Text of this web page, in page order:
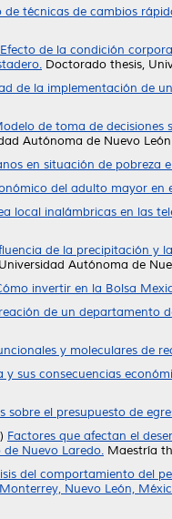
de técnicas de cambios
Efecto de la condición
Doctorado thesis,
de la implementación de
de toma de decisiones
Autónoma de Nuevo
en situación de pobreza
del adulto mayor
local inalámbricas en las
de la precipitación y
Autónoma de
invertir en la Bolsa
de un departamento
y moleculares de
y sus consecuencias
sobre el presupuesto de
Factores que afectan el
Nuevo Laredo. Maestría
del comportamiento del
Nuevo León,